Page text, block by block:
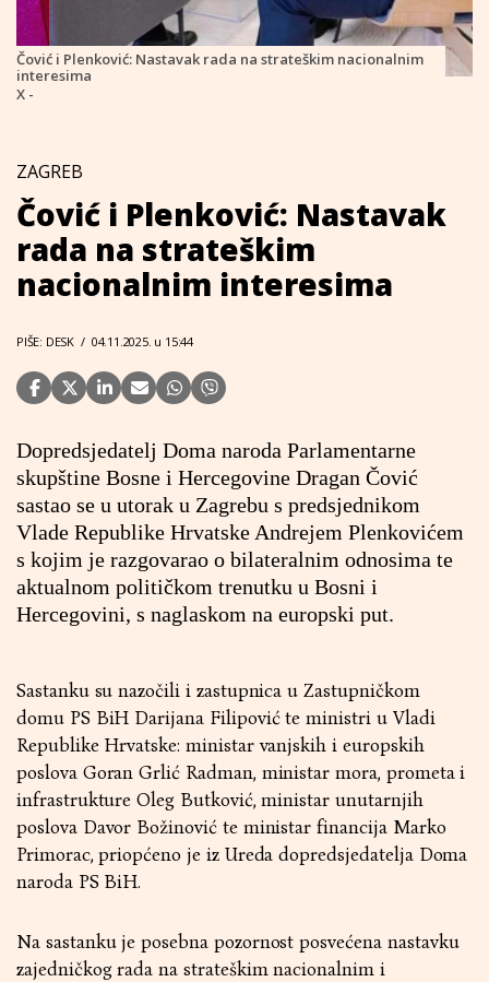
Čović i Plenković: Nastavak rada na strateškim nacionalnim
interesima
X -
ZAGREB
Čović i Plenković: Nastavak
rada na strateškim
nacionalnim interesima
PIŠE: DESK / 04.11.2025. u 15:44
Dopredsjedatelj Doma naroda Parlamentarne
skupštine Bosne i Hercegovine Dragan Čović
sastao se u utorak u Zagrebu s predsjednikom
Vlade Republike Hrvatske Andrejem Plenkovićem
s kojim je razgovarao o bilateralnim odnosima te
aktualnom političkom trenutku u Bosni i
Hercegovini, s naglaskom na europski put.
Sastanku su nazočili i zastupnica u Zastupničkom
domu PS BiH Darijana Filipović te ministri u Vladi
Republike Hrvatske: ministar vanjskih i europskih
poslova Goran Grlić Radman, ministar mora, prometa i
infrastrukture Oleg Butković, ministar unutarnjih
poslova Davor Božinović te ministar financija Marko
Primorac, priopćeno je iz Ureda dopredsjedatelja Doma
naroda PS BiH.
Na sastanku je posebna pozornost posvećena nastavku
zajedničkog rada na strateškim nacionalnim i